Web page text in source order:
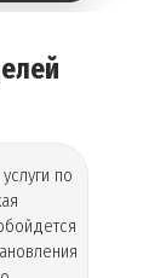
по